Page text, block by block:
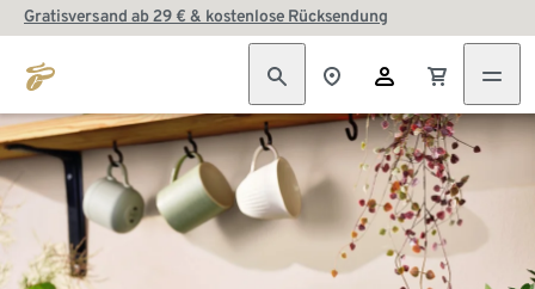
Gratisversand ab 29 € & kostenlose Rücksendung